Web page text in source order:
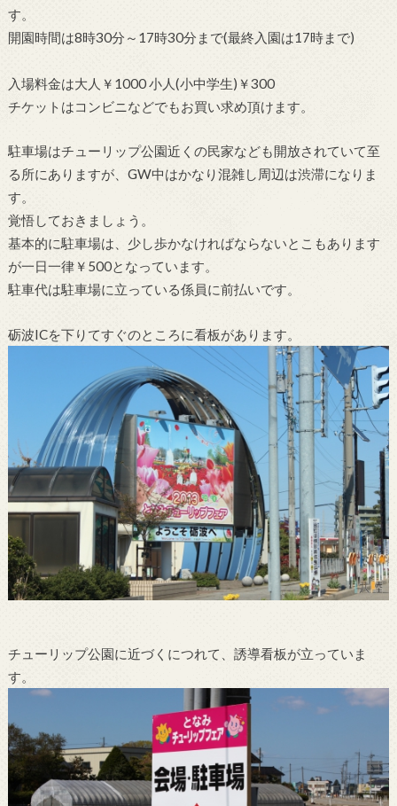
す。
開園時間は8時30分～17時30分まで(最終入園は17時まで)
入場料金は大人￥1000 小人(小中学生)￥300
チケットはコンビニなどでもお買い求め頂けます。
駐車場はチューリップ公園近くの民家なども開放されていて至
る所にありますが、GW中はかなり混雑し周辺は渋滞になりま
す。
覚悟しておきましょう。
基本的に駐車場は、少し歩かなければならないとこもあります
が一日一律￥500となっています。
駐車代は駐車場に立っている係員に前払いです。
砺波ICを下りてすぐのところに看板があります。
チューリップ公園に近づくにつれて、誘導看板が立っていま
す。